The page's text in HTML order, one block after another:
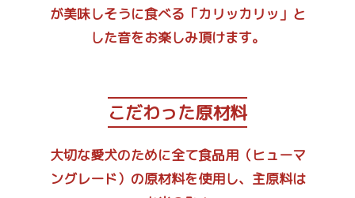
が美味しそうに食べる「カリッカリッ」と
した音をお楽しみ頂けます。
こだわった原材料
大切な愛犬のために全て食品用（ヒューマ
ングレード）の原材料を使用し、主原料は